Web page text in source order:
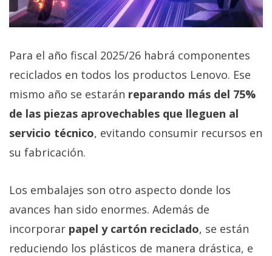
El Grupo
Informático
2026. Algunos
derechos
reservados.
Para el año fiscal 2025/26 habrá componentes
reciclados en todos los productos Lenovo. Ese
mismo año se estarán reparando más del 75%
de las piezas aprovechables que lleguen al
servicio técnico, evitando consumir recursos en
su fabricación.
Los embalajes son otro aspecto donde los
avances han sido enormes. Además de
incorporar papel y cartón reciclado, se están
reduciendo los plásticos de manera drástica, e